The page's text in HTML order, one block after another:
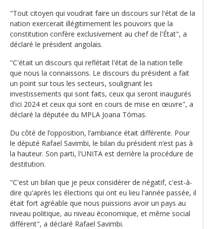
"Tout citoyen qui voudrait faire un discours sur l'état de la
nation exercerait illégitimement les pouvoirs que la
constitution confère exclusivement au chef de l'État", a
déclaré le président angolais.
"C'était un discours qui reflétait l'état de la nation telle
que nous la connaissons. Le discours du président a fait
un point sur tous les secteurs, soulignant les
investissements qui sont faits, ceux qui seront inaugurés
d'ici 2024 et ceux qui sont en cours de mise en œuvre", a
déclaré la députée du MPLA Joana Tómas.
Du côté de l’opposition, l’ambiance était différente. Pour
le député Rafael Savimbi, le bilan du président n’est pas à
la hauteur. Son parti, l'UNITA est derrière la procédure de
destitution.
"C'est un bilan que je peux considérer de négatif, c'est-à-
dire qu'après les élections qui ont eu lieu l'année passée, il
était fort agréable que nous puissions avoir un pays au
niveau politique, au niveau économique, et même social
différent", a déclaré Rafael Savimbi.